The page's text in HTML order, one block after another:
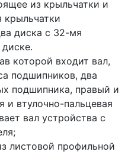
из крыльчатки и
крыльчатки
диска с 32-мя
которой входит вал,
подшипников, два
подшипника, правый и
и втулочно-пальцевая
вал устройства с
листовой профильной